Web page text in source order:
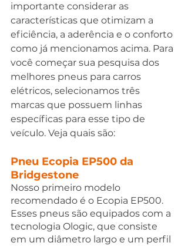
importante considerar as
características que otimizam a
eficiência, a aderência e o conforto
como já mencionamos acima. Para
você começar sua pesquisa dos
melhores pneus para carros
elétricos, selecionamos três
marcas que possuem linhas
específicas para esse tipo de
veículo. Veja quais são:
Pneu Ecopia EP500 da
Bridgestone
Nosso primeiro modelo
recomendado é o Ecopia EP500.
Esses pneus são equipados com a
tecnologia Ologic, que consiste
em um diâmetro largo e um perfil